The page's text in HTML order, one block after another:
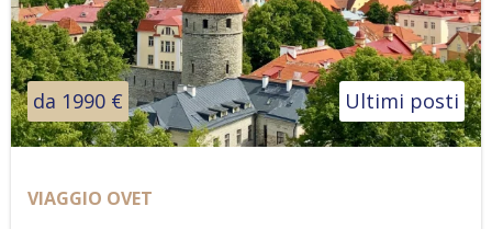
da 1990 € Ultimi posti
VIAGGIO OVET